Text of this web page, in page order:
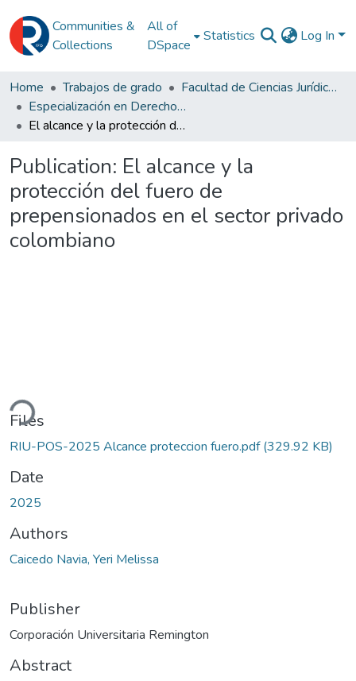
Communities &
Collections
All of
DSpace
Statistics Log In
Home Trabajos de grado
Facultad de Ciencias Jurídicas y Políticas
Especialización en Derecho Laboral
El alcance y la protección del fuero de prepensionados en el sector privado colombiano
Publication: El alcance y la
protección del fuero de
prepensionados en el sector privado
colombiano
Files
RIU-POS-2025 Alcance proteccion fuero.pdf(329.92 KB)
Date
2025
Authors
Caicedo Navia, Yeri Melissa
Publisher
Corporación Universitaria Remington
Abstract